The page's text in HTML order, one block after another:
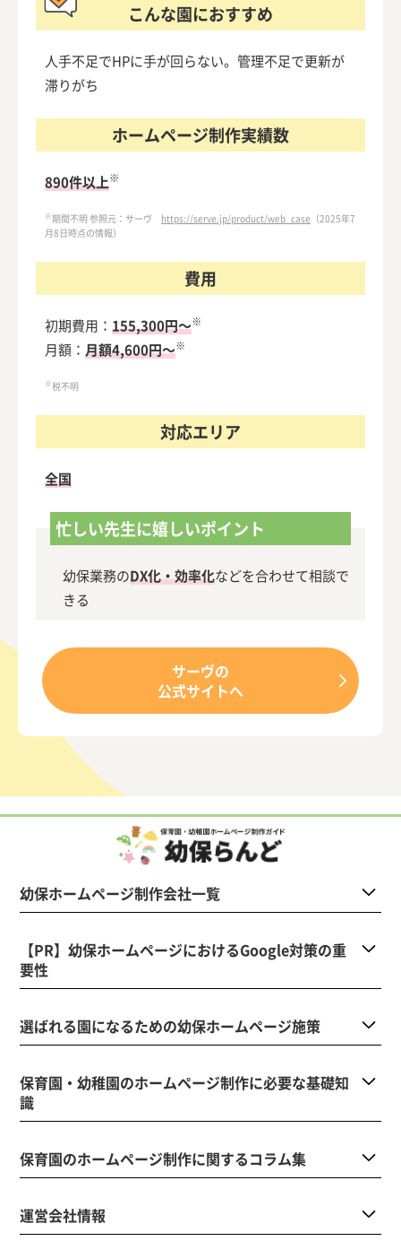
こんな園におすすめ
人手不足でHPに手が回らない。管理不足で更新が
滞りがち
ホームページ制作実績数
890件以上※
※期間不明 参照元：サーヴ https://serve.jp/product/web_case （2025年7
月8日時点の情報）
費用
初期費用： 155,300円～※
月額： 月額4,600円～※
※税不明
対応エリア
全国
忙しい先生に嬉しいポイント
幼保業務のDX化・効率化などを合わせて相談で
きる
サーヴの
公式サイトへ
幼保ホームページ制作会社一覧
【PR】幼保ホームページにおけるGoogle対策の重
要性
選ばれる園になるための幼保ホームページ施策
保育園・幼稚園のホームページ制作に必要な基礎知
識
保育園のホームページ制作に関するコラム集
運営会社情報